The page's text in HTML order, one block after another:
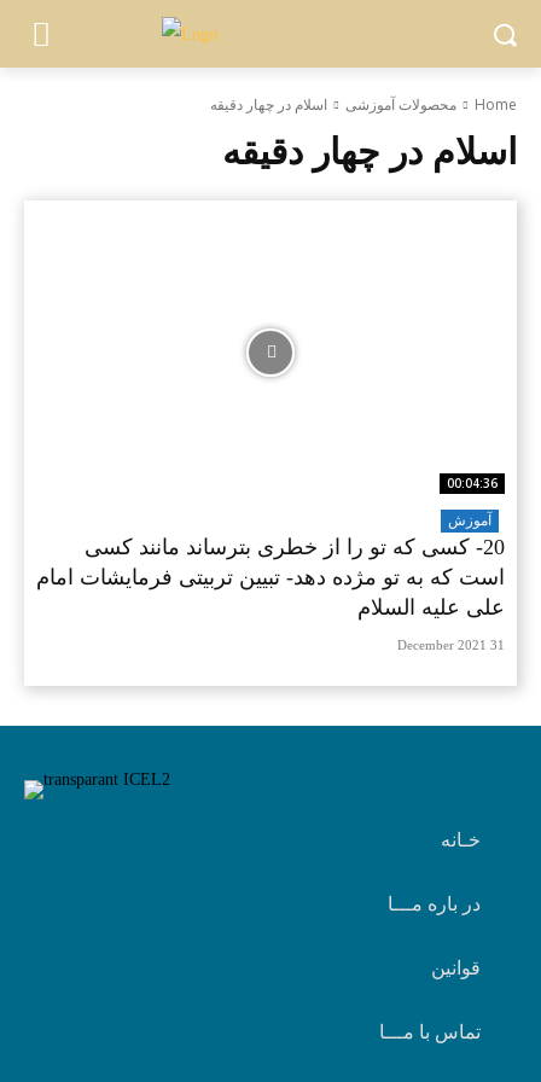
Home محصولات آموزشی اسلام در چهار دقیقه
اسلام در چهار دقیقه
00:04:36
آموزش
20- کسی که تو را از خطری بترساند مانند کسی
است که به تو مژده دهد- تبیین تربیتی فرمایشات امام
علی علیه السلام
31 December 2021
خـانه
در باره مـــا
قوانین
تماس با مـــا